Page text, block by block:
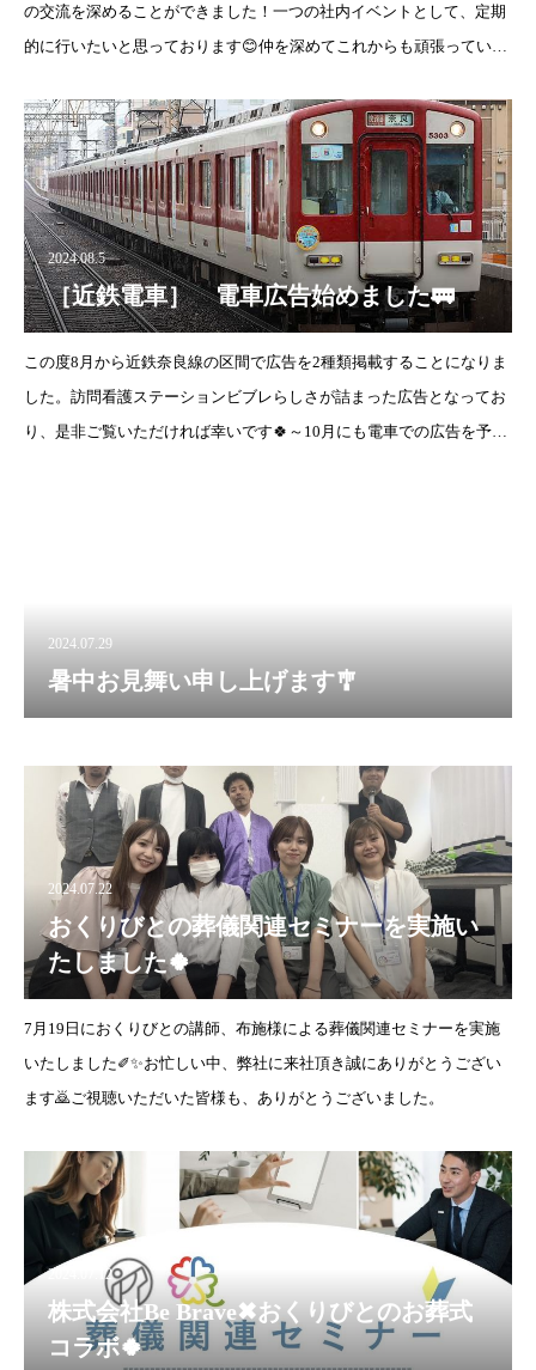
の交流を深めることができました！一つの社内イベントとして、定期
的に行いたいと思っております😊仲を深めてこれからも頑張っていき
2024.08.5
［近鉄電車］ 電車広告始めました🚃
この度8月から近鉄奈良線の区間で広告を2種類掲載することになりま
した。訪問看護ステーションビブレらしさが詰まった広告となってお
り、是非ご覧いただければ幸いです🍀～10月にも電車での広告を予定
2024.07.29
暑中お見舞い申し上げます🎐
2024.07.22
おくりびとの葬儀関連セミナーを実施い
たしました🍀
7月19日におくりびとの講師、布施様による葬儀関連セミナーを実施
いたしました✐✨お忙しい中、弊社に来社頂き誠にありがとうござい
ます🙇ご視聴いただいた皆様も、ありがとうございました。
2024.07.12
株式会社Be Brave✖おくりびとのお葬式
コラボ🍀